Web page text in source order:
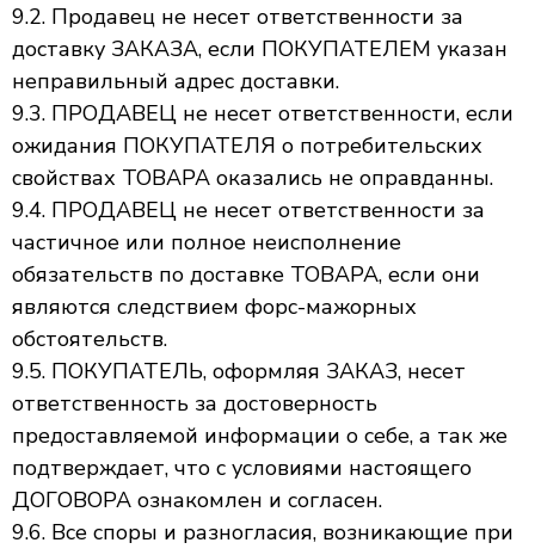
9.2. Продавец не несет ответственности за
доставку ЗАКАЗА, если ПОКУПАТЕЛЕМ указан
неправильный адрес доставки.
9.3. ПРОДАВЕЦ не несет ответственности, если
ожидания ПОКУПАТЕЛЯ о потребительских
свойствах ТОВАРА оказались не оправданны.
9.4. ПРОДАВЕЦ не несет ответственности за
частичное или полное неисполнение
обязательств по доставке ТОВАРА, если они
являются следствием форс-мажорных
обстоятельств.
9.5. ПОКУПАТЕЛЬ, оформляя ЗАКАЗ, несет
ответственность за достоверность
предоставляемой информации о себе, а так же
подтверждает, что с условиями настоящего
ДОГОВОРА ознакомлен и согласен.
9.6. Все споры и разногласия, возникающие при